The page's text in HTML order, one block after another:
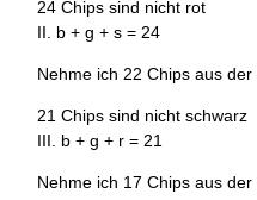
24 Chips sind nicht rot
II. b + g + s = 24
Nehme ich 22 Chips aus
21 Chips sind nicht schwarz
III. b + g + r = 21
Nehme ich 17 Chips aus